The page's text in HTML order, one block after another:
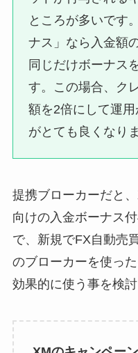
ところが多いです
ナス」なら入金額
同じだけボーナス
す。この場合、ク
額を2倍にして運
がとても良くなり
提携ブローカーだと
向けの入金ボーナス
で、新規でFX自動売
のブローカーを使っ
効果的に使う事を検